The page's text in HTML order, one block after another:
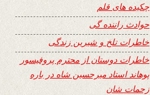
چکیده های قلم
حوادث راننده گی
خاطرات تلخ و شیرین زندگی
خاطرات دوستان از محترم پروفیسور
پوهاند استاد میرحسین شاه در باره
زحمات شان